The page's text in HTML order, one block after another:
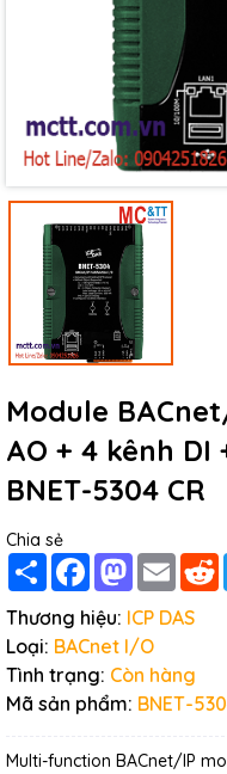
Module
AO + 4 kênh DI
BNET-5304 CR
Chia sẻ
Share FacebookMastodon
Email
Thương hiệu: ICP DAS
Loại: BACnet I/O
Tình trạng: Còn hàng
Mã sản phẩm: BNET-
Multi-function BACnet/IP
Mã giảm giá:
Ngày hết hạn:
Điều kiện: